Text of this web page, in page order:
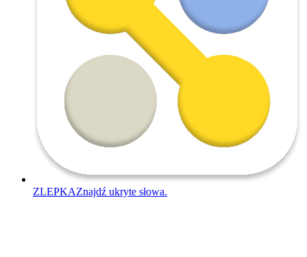
ZLEPKAZnajdź ukryte słowa.